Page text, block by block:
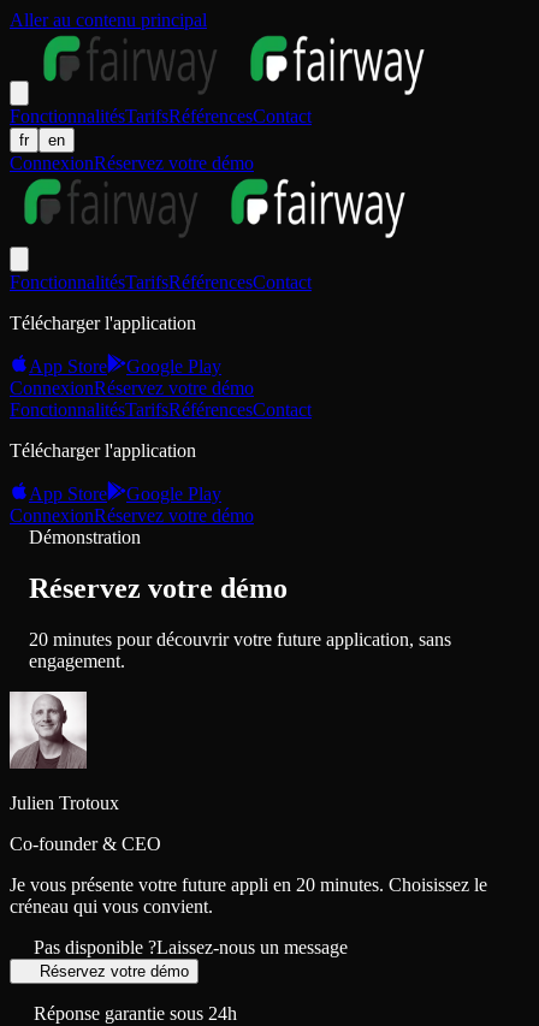
Aller au contenu principal
FonctionnalitésTarifsRéférencesContact
fr en
ConnexionRéservez votre démo
FonctionnalitésTarifsRéférencesContact
Télécharger l'application
App Store
Google Play
ConnexionRéservez votre démo
FonctionnalitésTarifsRéférencesContact
Télécharger l'application
App Store
Google Play
ConnexionRéservez votre démo
Démonstration
Réservez votre démo
20 minutes pour découvrir votre future application, sans
engagement.
Julien Trotoux
Co-founder & CEO
Je vous présente votre future appli en 20 minutes. Choisissez le
créneau qui vous convient.
Pas disponible ?Laissez-nous un message
Réservez votre démo
Réponse garantie sous 24h